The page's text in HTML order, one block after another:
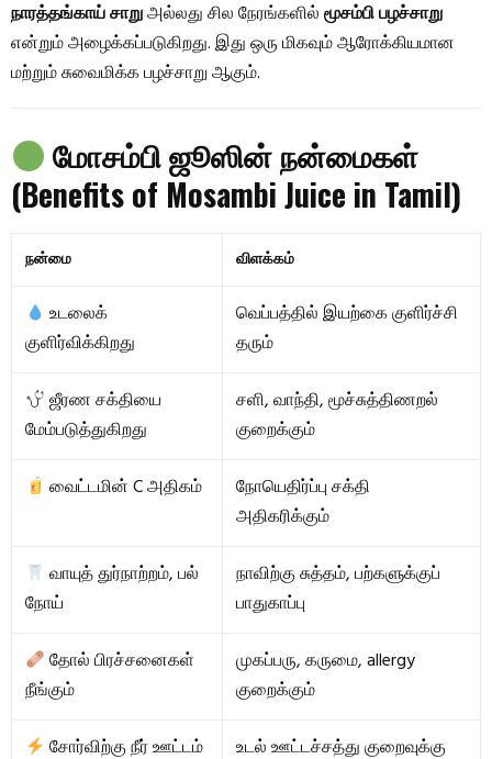
நாரத்தங்காய் சாறுஅல்லது சில நேரங்களில்மூசம்பி பழச்சாறு
என்றும் அழைக்கப்படுகிறது. இது ஒரு மிகவும் ஆரோக்கியமான
மற்றும் சுவைமிக்க பழச்சாறு ஆகும்.
மோசம்பி ஜூஸின் நன்மைகள்
(Benefits of Mosambi Juice in Tamil)
நன்மை விளக்கம்
உடலைக்
குளிர்விக்கிறது
வெப்பத்தில் இயற்கை குளிர்ச்சி
தரும்
ஜீரண சக்தியை
மேம்படுத்துகிறது
சளி, வாந்தி, மூச்சுத்திணறல்
குறைக்கும்
வைட்டமின் C அதிகம்
நோயெதிர்ப்பு சக்தி
அதிகரிக்கும்
வாயுத் துர்நாற்றம், பல்
நோய்
நாவிற்கு சுத்தம், பற்களுக்குப்
பாதுகாப்பு
தோல் பிரச்சனைகள்
நீங்கும்
முகப்பரு, கருமை, allergy
குறைக்கும்
சோர்விற்கு நீர் ஊட்டம்
உடல் ஊட்டச்சத்து குறைவுக்கு